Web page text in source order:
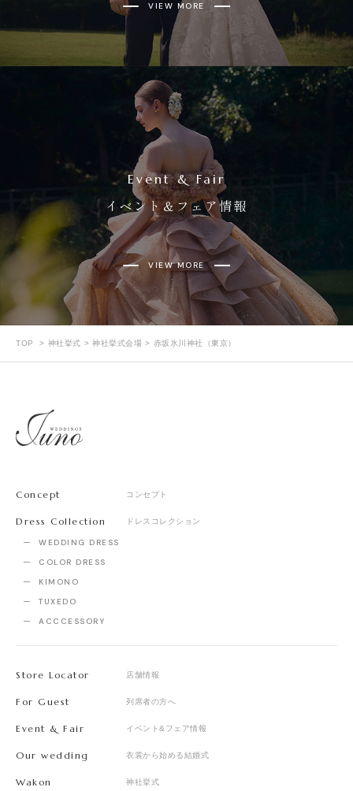
VIEW MORE
Event & Fair
イベント＆フェア情報
VIEW MORE
TOP 神社挙式 神社挙式会場 赤坂氷川神社（東京）
Concept コンセプト
Dress Collection ドレスコレクション
WEDDING DRESS
COLOR DRESS
KIMONO
TUXEDO
ACCCESSORY
Store Locator 店舗情報
For Guest 列席者の方へ
Event & Fair イベント&フェア情報
Our wedding 衣裳から始める結婚式
Wakon 神社挙式